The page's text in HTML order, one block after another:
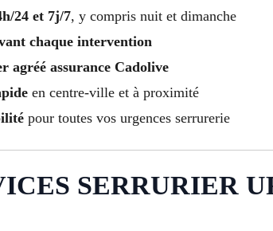
24 et 7j/7, y compris nuit et dimanche
chaque intervention
agréé assurance Cadolive
en centre-ville et à proximité
pour toutes vos urgences serrurerie
SERRURIER